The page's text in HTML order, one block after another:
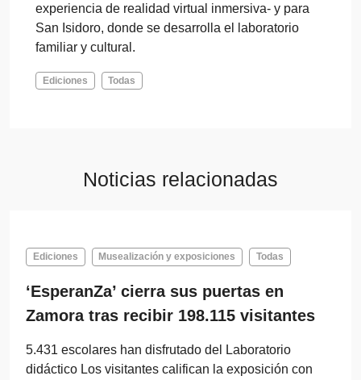
experiencia de realidad virtual inmersiva- y para
San Isidoro, donde se desarrolla el laboratorio
familiar y cultural.
Ediciones Todas
Noticias relacionadas
Ediciones Musealización y exposiciones Todas
‘EsperanZa’ cierra sus puertas en
Zamora tras recibir 198.115 visitantes
5.431 escolares han disfrutado del Laboratorio
didáctico Los visitantes califican la exposición con